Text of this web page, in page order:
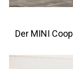
Der MINI